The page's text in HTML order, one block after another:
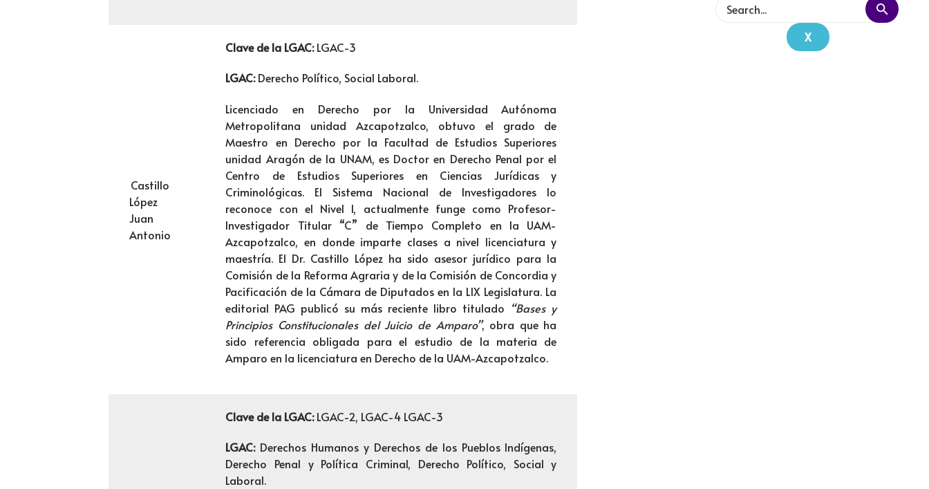
Castillo
López
Juan
Antonio
Clave de la LGAC:LGAC-3
LGAC:Derecho Político, Social Laboral.
Licenciado en Derecho por la Universidad Autónoma
Metropolitana unidad Azcapotzalco, obtuvo el grado de
Maestro en Derecho por la Facultad de Estudios Superiores
unidad Aragón de la UNAM, es Doctor en Derecho Penal por el
Centro de Estudios Superiores en Ciencias Jurídicas y
Criminológicas. El Sistema Nacional de Investigadores lo
reconoce con el Nivel I, actualmente funge como Profesor-
Investigador Titular “C” de Tiempo Completo en la UAM-
Azcapotzalco, en donde imparte clases a nivel licenciatura y
maestría. El Dr. Castillo López ha sido asesor jurídico para la
Comisión de la Reforma Agraria y de la Comisión de Concordia y
Pacificación de la Cámara de Diputados en la LIX Legislatura. La
editorial PAG publicó su más reciente libro titulado “Bases y
Principios Constitucionales del Juicio de Amparo”, obra que ha
sido referencia obligada para el estudio de la materia de
Amparo en la licenciatura en Derecho de la UAM-Azcapotzalco.
Clave de la LGAC:LGAC-2, LGAC-4 LGAC-3
LGAC: Derechos Humanos y Derechos de los Pueblos Indígenas,
Derecho Penal y Política Criminal, Derecho Político, Social y
Laboral.
X